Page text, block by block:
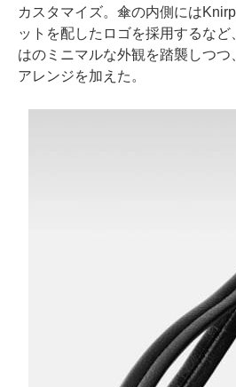
カスタマイズ。傘の内側には
ットを配したロゴを採用するな
はのミニマルな外観を踏襲しつ
アレンジを加えた。